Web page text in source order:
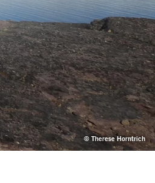
© Therese Horntrich